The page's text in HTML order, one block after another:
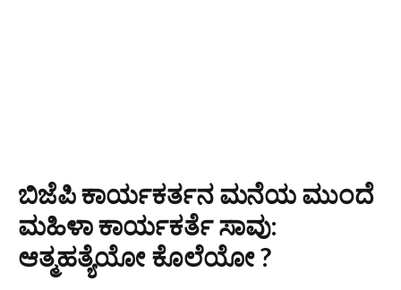
ಬಿಜೆಪಿ ಕಾರ್ಯಕರ್ತನ ಮನೆಯ ಮುಂದೆ
ಮಹಿಳಾ ಕಾರ್ಯಕರ್ತೆ ಸಾವು:
ಆತ್ಮಹತ್ಯೆಯೋ ಕೊಲೆಯೋ ?